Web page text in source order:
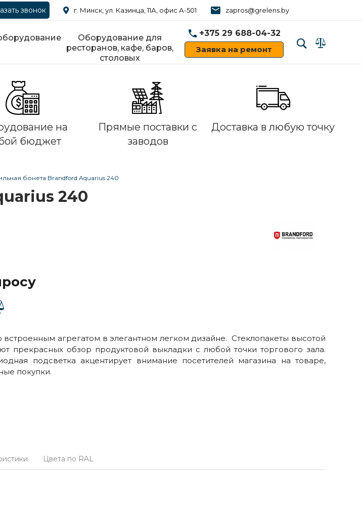
звонок г. Минск, ул. Казинца, 11А, офис А-501 zapros@grelens.by
Оборудование для
ресторанов, кафе, баров,
столовых
+375 29 688-04-32
Заявка на ремонт
на
бюджет
Прямые поставки с
заводов
Доставка в любую точку
бонета Brandford Aquarius 240
240
встроенным агрегатом в элегантном легком дизайне. Стеклопакеты высотой
прекрасных обзор продуктовой выкладки с любой точки торгового зала.
подсветка акцентирует внимание посетителей магазина на товаре,
покупки.
Цвета по RAL